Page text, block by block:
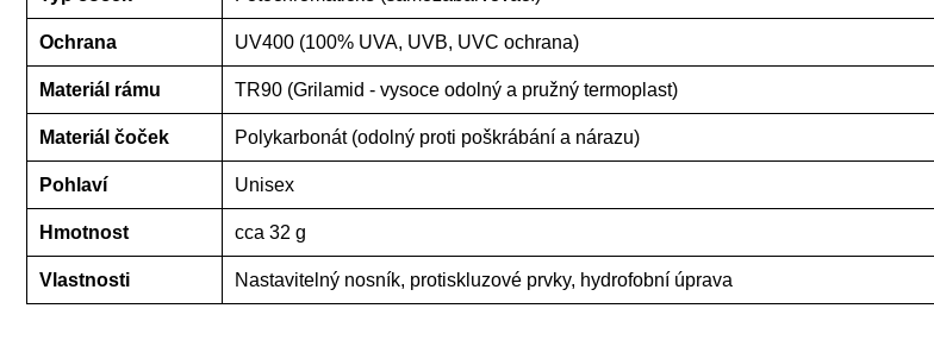
Ochrana UV400 (100% UVA, UVB, UVC ochrana)
Materiál rámu TR90 (Grilamid - vysoce odolný a pružný termoplast)
Materiál čoček Polykarbonát (odolný proti poškrábání a nárazu)
Pohlaví Unisex
Hmotnost cca 32 g
Vlastnosti Nastavitelný nosník, protiskluzové prvky, hydrofobní úprava